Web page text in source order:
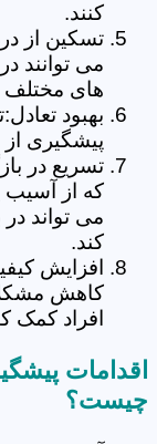
کنند.
تسکین از
می توانند
های مختلف
بهبود
پیشگیری
تسریع در
که از آسیب
می تواند
کند.
افزایش
کاهش
افراد کمک
اقدامات
چیست؟